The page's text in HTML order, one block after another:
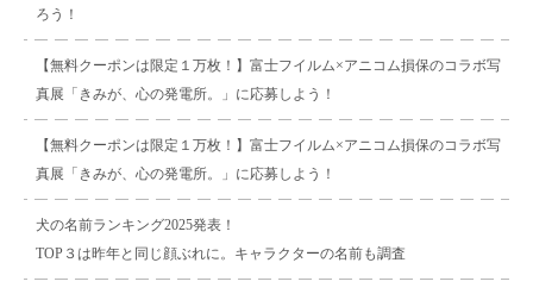
ろう！
【無料クーポンは限定１万枚！】富士フイルム×アニコム損保のコラボ写
真展「きみが、心の発電所。」に応募しよう！
【無料クーポンは限定１万枚！】富士フイルム×アニコム損保のコラボ写
真展「きみが、心の発電所。」に応募しよう！
犬の名前ランキング2025発表！
TOP３は昨年と同じ顔ぶれに。キャラクターの名前も調査